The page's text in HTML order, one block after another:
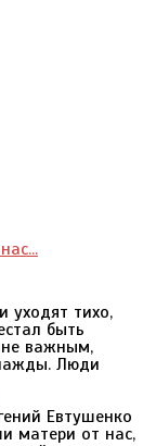
уходят тихо,
быть
важным,
Люди
Евтушенко
матери от нас,